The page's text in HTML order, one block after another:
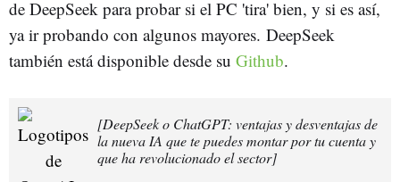
de DeepSeek para probar si el PC 'tira' bien, y si es así,
ya ir probando con algunos mayores. DeepSeek
también está disponible desde su Github.
[DeepSeek o ChatGPT: ventajas y desventajas de
la nueva IA que te puedes montar por tu cuenta y
que ha revolucionado el sector]